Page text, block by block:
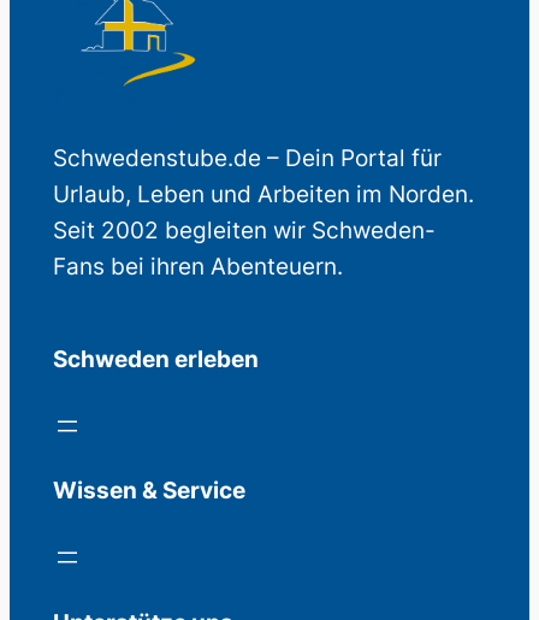
Schwedenstube.de – Dein Portal für
Urlaub, Leben und Arbeiten im Norden.
Seit 2002 begleiten wir Schweden-
Fans bei ihren Abenteuern.
Schweden erleben
Wissen & Service